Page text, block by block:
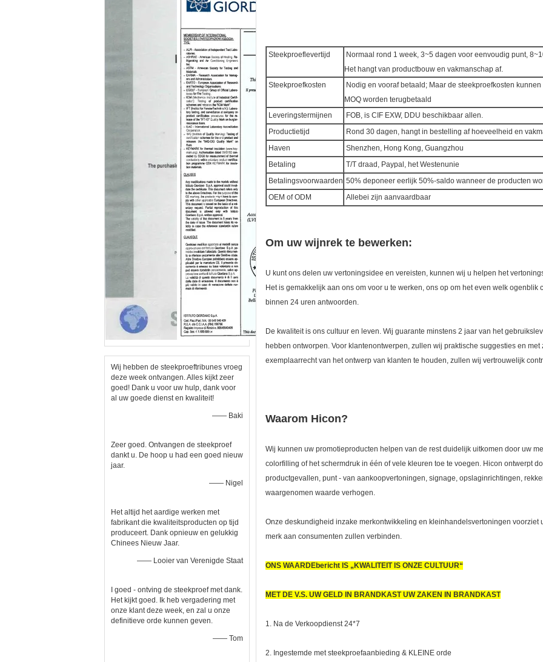
Wij hebben de steekproeftribunes vroeg
deze week ontvangen. Alles kijkt zeer
goed! Dank u voor uw hulp, dank voor
al uw goede dienst en kwaliteit!
—— Baki
Zeer goed. Ontvangen de steekproef
dankt u. De hoop u had een goed nieuw
jaar.
—— Nigel
Het altijd het aardige werken met
fabrikant die kwaliteitsproducten op tijd
produceert. Dank opnieuw en gelukkig
Chinees Nieuw Jaar.
—— Looier van Verenigde Staat
I goed - ontving de steekproef met dank.
Het kijkt goed. Ik heb vergadering met
onze klant deze week, en zal u onze
definitieve orde kunnen geven.
—— Tom
Steekproeflevertijd
Normaal rond 1 week, 3~5 dagen voor eenvoudig punt,
Het hangt van productbouw en vakmanschap af.
Steekproefkosten
Nodig en vooraf betaald; Maar de steekproefkosten
MOQ worden terugbetaald
Leveringstermijnen
FOB, is CIF EXW, DDU beschikbaar allen.
Productietijd
Rond 30 dagen, hangt in bestelling af hoeveelheid en
Haven
Shenzhen, Hong Kong, Guangzhou
Betaling
T/T draad, Paypal, het Westenunie
Betalingsvoorwaarden 50% deponeer eerlijk 50%-saldo wanneer de producten
OEM of ODM
Allebei zijn aanvaardbaar
Om uw wijnrek te bewerken:
U kunt ons delen uw vertoningsidee en vereisten, kunnen wij u helpen het
Het is gemakkelijk aan ons om voor u te werken, ons op om het even welk
binnen 24 uren antwoorden.
De kwaliteit is ons cultuur en leven. Wij guarante minstens 2 jaar van het
hebben ontworpen. Voor klantenontwerpen, zullen wij praktische suggesties en
exemplaarrecht van het ontwerp van klanten te houden, zullen wij vertrouwelijk
Waarom Hicon?
Wij kunnen uw promotieproducten helpen van de rest duidelijk uitkomen door uw
colorfilling of het schermdruk in één of vele kleuren toe te voegen. Hicon ontwerpt
productgevallen, punt - van aankoopvertoningen, signage, opslaginrichtingen,
waargenomen waarde verhogen.
Onze deskundigheid inzake merkontwikkeling en kleinhandelsvertoningen voorziet
merk aan consumenten zullen verbinden.
ONS WAARDEbericht IS „KWALITEIT IS ONZE CULTUUR“
MET DE V.S. UW GELD IN BRANDKAST UW ZAKEN IN BRANDKAST
1. Na de Verkoopdienst 24*7
2. Ingestemde met steekproefaanbieding & KLEINE orde